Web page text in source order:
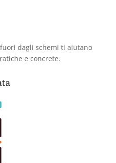
dagli schemi ti aiutano
e concrete.